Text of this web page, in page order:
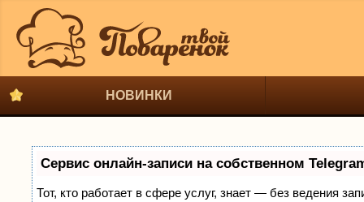
НОВИНКИ
Сервис онлайн-записи на собственном
Тот, кто работает в сфере услуг, знает — без ведения